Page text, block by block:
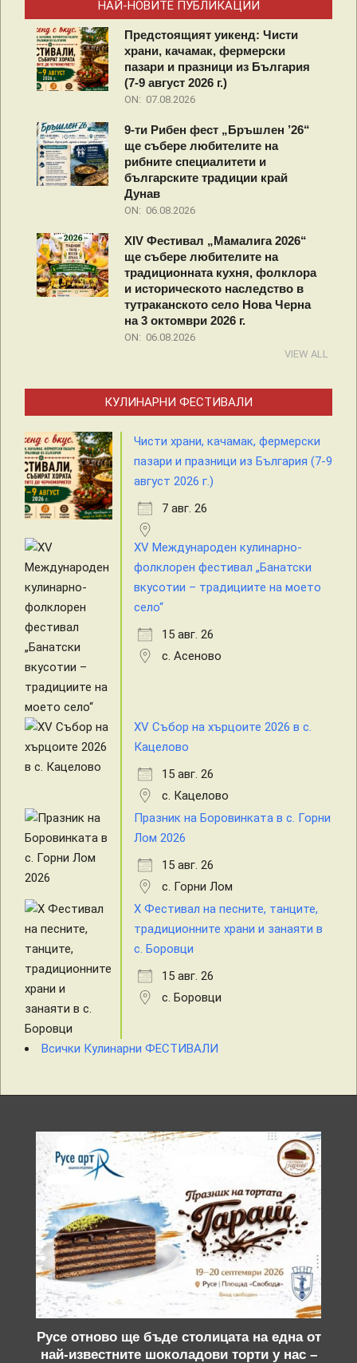
НАЙ-НОВИТЕ ПУБЛИКАЦИИ
Предстоящият уикенд: Чисти
храни, качамак, фермерски
пазари и празници из България
(7-9 август 2026 г.)
ON: 07.08.2026
9-ти Рибен фест „Бръшлен ’26“
ще събере любителите на
рибните специалитети и
българските традиции край
Дунав
ON: 06.08.2026
XIV Фестивал „Мамалига 2026“
ще събере любителите на
традиционната кухня, фолклора
и историческото наследство в
тутраканското село Нова Черна
на 3 октомври 2026 г.
ON: 06.08.2026
VIEW ALL
КУЛИНАРНИ ФЕСТИВАЛИ
Чисти храни, качамак, фермерски
пазари и празници из България (7-9
август 2026 г.)
7 авг. 26
XV Международен кулинарно-
фолклорен фестивал „Банатски
вкусотии – традициите на моето
село“
15 авг. 26
с. Асеново
XV Събор на хърцоите 2026 в с.
Кацелово
15 авг. 26
с. Кацелово
Празник на Боровинката в с. Горни
Лом 2026
15 авг. 26
с. Горни Лом
X Фестивал на песните, танците,
традиционните храни и занаяти в
с. Боровци
15 авг. 26
с. Боровци
Всички Кулинарни ФЕСТИВАЛИ
Русе отново ще бъде столицата на една от
най-известните шоколадови торти у нас –